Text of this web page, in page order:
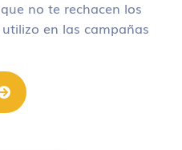
no te rechacen los
en las campañas